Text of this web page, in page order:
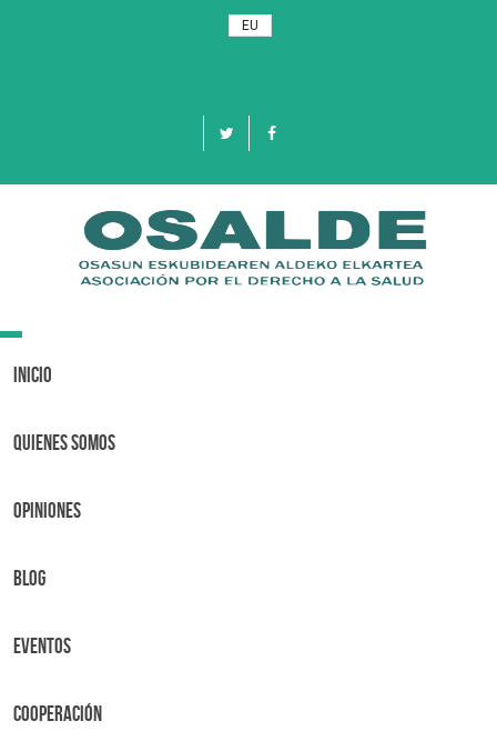
EU
Toggle
Inicio
Quienes Somos
OPINIONES
BLOG
Eventos
Cooperación